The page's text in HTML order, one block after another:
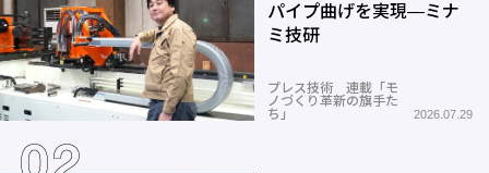
パイプ曲げを実現―ミナ
ミ技研
プレス技術 連載「モ
ノづくり革新の旗手た
ち」
2026.07.29